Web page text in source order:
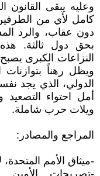
وعليه يبقى القانون
كامل لأي من
دون عقاب، والرد
بحق دول ثالثة.
النزاعات الكبرى
ويظل رهناً بتوازنات
الدولي، الذي يجد
أمل احتواء
ويلات حرب شاملة.
المراجع والمصادر:
-ميثاق الأمم المتحدة، لا